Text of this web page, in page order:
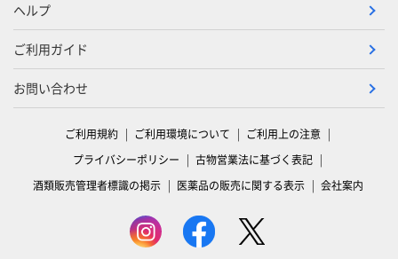
ヘルプ
ご利用ガイド
お問い合わせ
ご利用規約 ご利用環境について
ご利用上の注意
プライバシーポリシー
古物営業法に基づく表記
酒類販売管理者標識の掲示
医薬品の販売に関する表示 会社案内